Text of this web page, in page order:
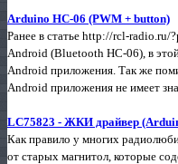
Arduino HC-06 (PWM + button)
Ранее в статье http://rcl-radio.ru/
Android (Bluetooth HC-06), в
Android приложения. Так же
Android приложения не имеет
LC75823 - ЖКИ драйвер
Как правило у многих
от старых магнитол, которые